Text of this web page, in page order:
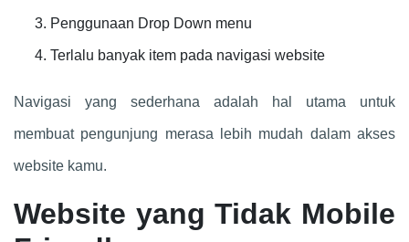
Penggunaan Drop Down menu
Terlalu banyak item pada navigasi website
Navigasi yang sederhana adalah hal utama untuk
membuat pengunjung merasa lebih mudah dalam akses
website kamu.
Website yang Tidak Mobile